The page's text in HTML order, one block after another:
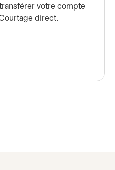
votre compte
direct.